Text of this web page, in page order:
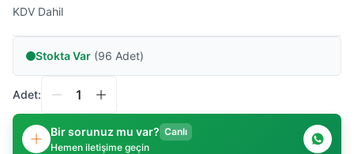
KDV Dahil
Stokta Var (96 Adet)
Adet:
Bir sorunuz mu var? Canlı
Hemen iletişime geçin